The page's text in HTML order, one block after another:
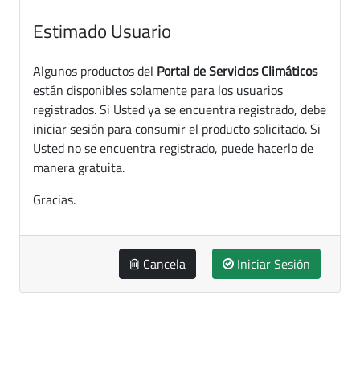
Estimado Usuario
Algunos productos del Portal de Servicios Climáticos
están disponibles solamente para los usuarios
registrados. Si Usted ya se encuentra registrado, debe
iniciar sesión para consumir el producto solicitado. Si
Usted no se encuentra registrado, puede hacerlo de
manera gratuita.
Gracias.
Cancela Iniciar Sesión